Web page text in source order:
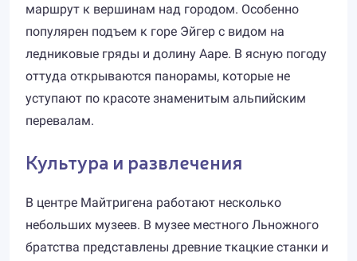
маршрут к вершинам над городом. Особенно
популярен подъем к горе Эйгер с видом на
ледниковые гряды и долину Ааре. В ясную погоду
оттуда открываются панорамы, которые не
уступают по красоте знаменитым альпийским
перевалам.
Культура и развлечения
В центре Майтригенa работают несколько
небольших музеев. В музее местного Льножного
братства представлены древние ткацкие станки и